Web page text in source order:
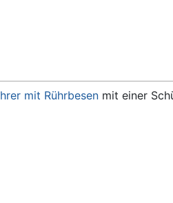
mit Rührbesenmit einer